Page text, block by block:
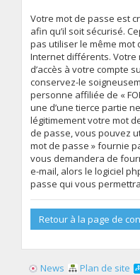
Votre mot de passe est
afin qu’il soit sécurisé.
pas utiliser le même
Internet différents. Votre
d’accès à votre compte
conservez-le
personne affiliée de «
une d’une tierce partie
légitimement votre mot
de passe, vous pouvez
mot de passe » fournie
vous demandera de
e-mail, alors le logiciel
passe qui vous
Retour à la page de
News Plan de site